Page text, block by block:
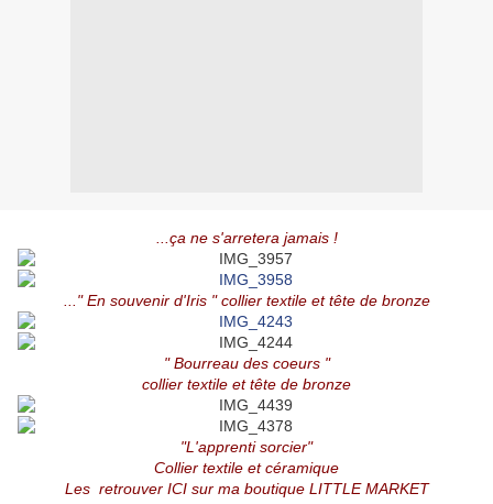
...ça ne s'arretera jamais !
..." En souvenir d'Iris " collier textile et tête de bronze
" Bourreau des coeurs "
collier textile et tête de bronze
"L'apprenti sorcier"
Collier textile et céramique
Les retrouver ICI sur ma boutique LITTLE MARKET